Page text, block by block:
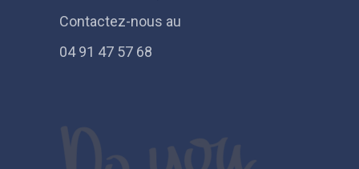
Contactez-nous au
04 91 47 57 68